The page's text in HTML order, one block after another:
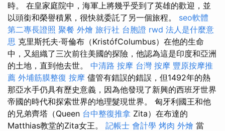
時。 在皇家庭院中，海軍上將幾乎受到了英雄的歡迎，並
以頭銜和榮譽積累，很快就委託了另一個旅程。 seo軟體
第二專長證照 聚餐 外燴 旅行社 台胞證 rwd 法人是什麼意
思 克里斯托夫·哥倫布（KristófColumbus）在他的生命
中，又組織了三次前往美國的探險，他認為這是印度和亞洲
的土地，直到他去世。 中清路 按摩 台灣 按摩 豐原按摩推
薦 外埔筋膜整復 按摩 儘管有錯誤的錯誤，但1492年的熱
那亞水手仍具有歷史意義，因為他發現了新興的西班牙世界
帝國的時代和探索世界的地理髮現世界。 匈牙利國王和他
的兄弟齊塔（Queen 台中整復推拿 Zita）在布達的
Matthias教堂的Zita女王。 記帳士 會計學 烤肉 外燴 當